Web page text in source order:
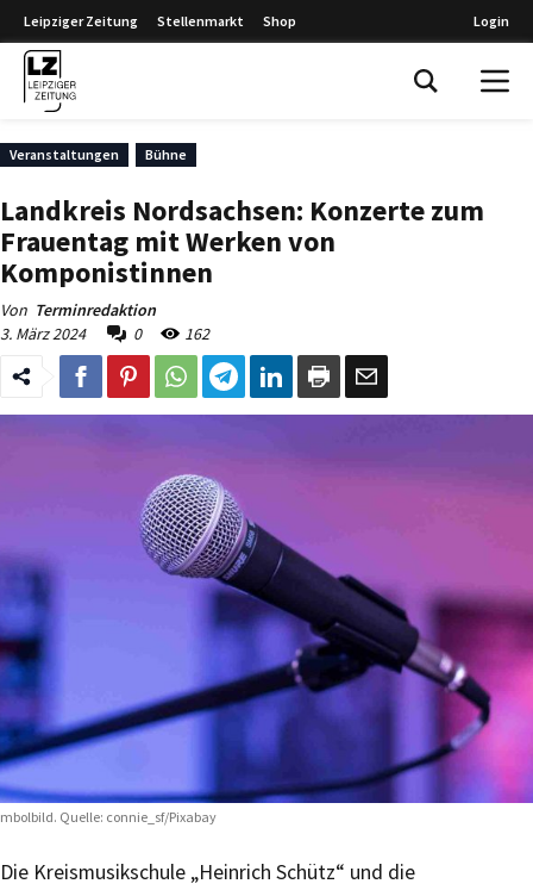
Leipziger Zeitung Stellenmarkt Shop Login
Veranstaltungen Bühne
Landkreis Nordsachsen: Konzerte zum
Frauentag mit Werken von
Komponistinnen
Von Terminredaktion
3. März 2024
0 162
Quelle: connie_sf/Pixabay
Die Kreismusikschule „Heinrich Schütz“ und die